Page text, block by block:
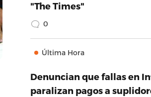
"The Times"
0
Última Hora
Denuncian que fallas en
paralizan pagos a